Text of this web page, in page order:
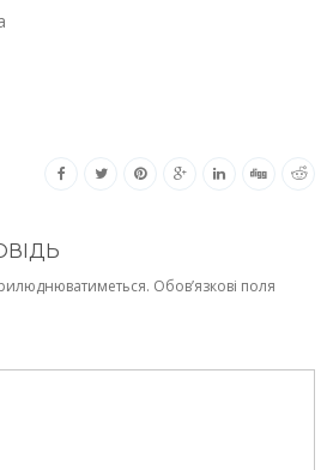
Обов’язкові поля